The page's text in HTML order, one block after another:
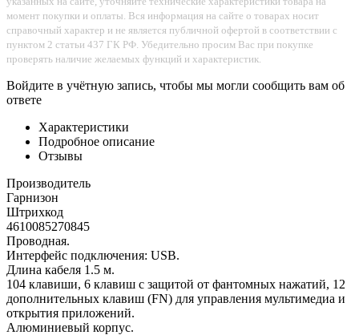
момент покупки и оплаты. Вся информация на сайте о товарах носит
справочный характер и не является публичной офертой в соответствии с
пунктом 2 статьи 437 ГК РФ. Убедительно просим Вас при покупке
проверять наличие желаемых функций и характеристик.
Войдите в учётную запись, чтобы мы могли сообщить вам об
ответе
Характеристики
Подробное описание
Отзывы
Производитель
Гарнизон
Штрихкод
4610085270845
Проводная.
Интерфейс подключения: USB.
Длина кабеля 1.5 м.
104 клавиши, 6 клавиш с защитой от фантомных нажатий, 12
дополнительных клавиш (FN) для управления мультимедиа и
открытия приложений.
Алюминиевый корпус.